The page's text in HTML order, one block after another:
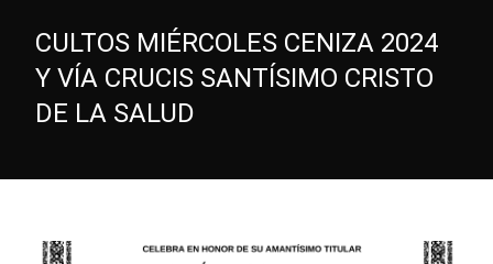
CULTOS MIÉRCOLES CENIZA 2024
Y VÍA CRUCIS SANTÍSIMO CRISTO
DE LA SALUD